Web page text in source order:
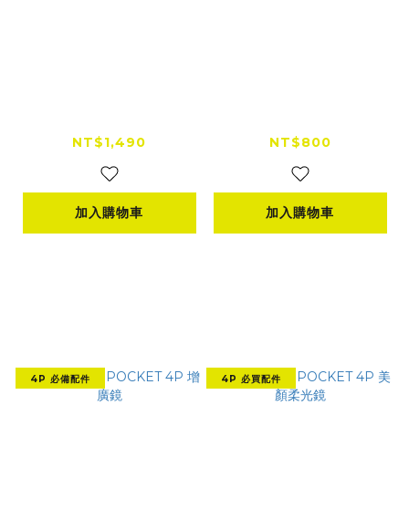
NT$1,490
加入購物車
NT$800
加入購物車
4P 必備配件 4P 必買配件